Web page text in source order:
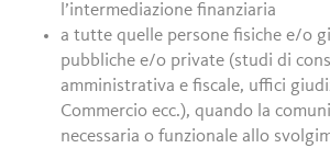
l’intermediazione finanziaria
a tutte quelle persone fisiche e/o
pubbliche e/o private (studi di
amministrativa e fiscale, uffici
Commercio ecc.), quando la
necessaria o funzionale allo